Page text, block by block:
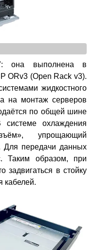
она выполнена в
ORv3 (Open Rack v3).
жидкостного
на монтаж серверов
по общей шине
охлаждения
упрощающий
Для передачи данных
Таким образом, при
задвигаться в стойку
кабелей.